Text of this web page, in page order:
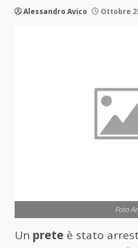
Alessandro Avico Ottobre
Foto
Un prete è stato